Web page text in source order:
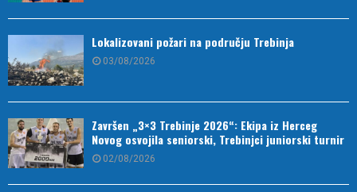
Lokalizovani požari na području Trebinja
03/08/2026
Završen „3×3 Trebinje 2026“: Ekipa iz Herceg
Novog osvojila seniorski, Trebinjci juniorski turnir
02/08/2026